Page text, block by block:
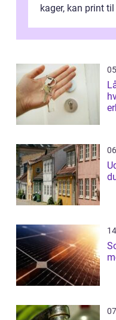
kager, kan print